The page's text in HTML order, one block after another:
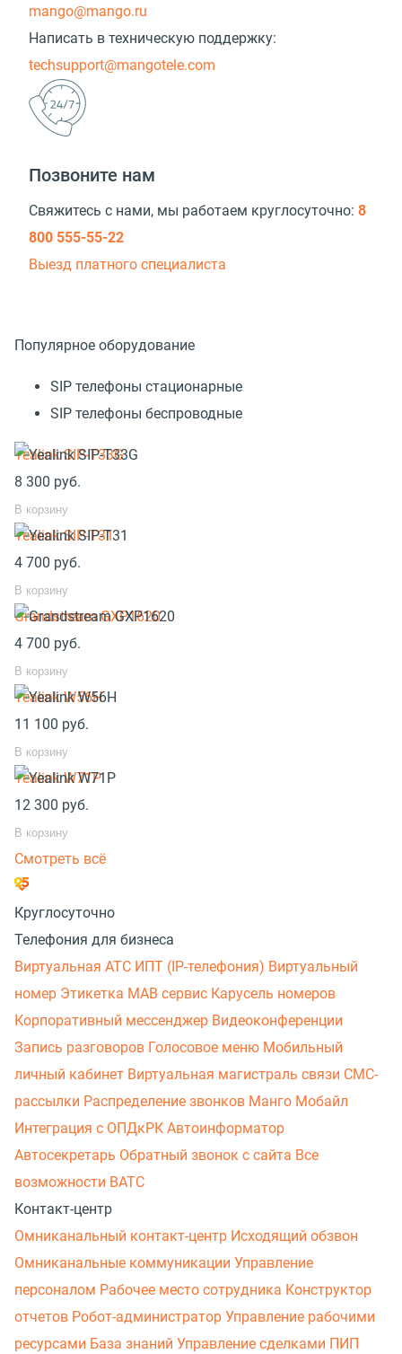
mango@mango.ru
Написать в техническую поддержку:
techsupport@mangotele.com
Позвоните нам
Свяжитесь с нами, мы работаем круглосуточно: 8
800 555-55-22
Выезд платного специалиста
Популярное оборудование
SIP телефоны стационарные
SIP телефоны беспроводные
Yealink SIP-T33G
8 300 руб.
В корзину
Yealink SIP-T31
4 700 руб.
В корзину
Grandstream GXP1620
4 700 руб.
В корзину
Yealink W56H
11 100 руб.
В корзину
Yealink W71P
12 300 руб.
В корзину
Смотреть всё
Круглосуточно
Телефония для бизнеса
Виртуальная АТС ИПТ (IP-телефония) Виртуальный
номер Этикетка МАВ сервис Карусель номеров
Корпоративный мессенджер Видеоконференции
Запись разговоров Голосовое меню Мобильный
личный кабинет Виртуальная магистраль связи СМС-
рассылки Распределение звонков Манго Мобайл
Интеграция с ОПДкРК Автоинформатор
Автосекретарь Обратный звонок с сайта Все
возможности ВАТС
Контакт-центр
Омниканальный контакт-центр Исходящий обзвон
Омниканальные коммуникации Управление
персоналом Рабочее место сотрудника Конструктор
отчетов Робот-администратор Управление рабочими
ресурсами База знаний Управление сделками ПИП